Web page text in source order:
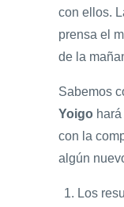
con ellos.
prensa el
de la
Sabemos
Yoigo
con la
algún
Los